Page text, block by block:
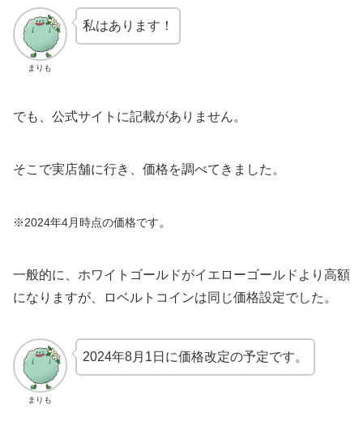
まりも
私はあります！
でも、公式サイトに記載がありません。
そこで実店舗に行き、価格を調べてきました。
※2024年4月時点の価格です。
一般的に、ホワイトゴールドがイエローゴールドより高額
になりますが、ロベルトコインは同じ価格設定でした。
まりも
2024年8月1日に価格改定の予定です。